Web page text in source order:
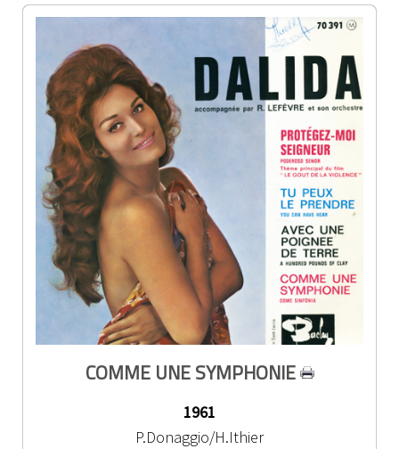
COMME UNE SYMPHONIE
1961
P.Donaggio/H.Ithier